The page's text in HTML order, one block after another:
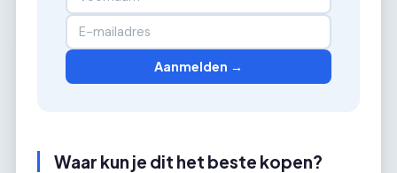
Aanmelden →
Waar kun je dit het beste kopen?